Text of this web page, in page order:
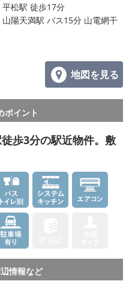
松駅 徒歩17分
陽天満駅 バス15分 山電網干
地図を見る
ポイント
歩3分の駅近物件。敷
情報など